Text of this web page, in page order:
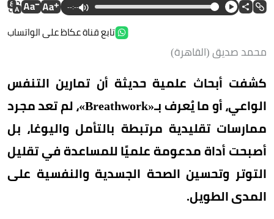
--:--
تابع قناة عكاظ على الواتساب
محمد صديق (القاهرة)
كشفت أبحاث علمية حديثة أن تمارين التنفس
الواعي، أو ما يُعرف بـ«Breathwork»، لم تعد مجرد
ممارسات تقليدية مرتبطة بالتأمل واليوغا، بل
أصبحت أداة مدعومة علميًا للمساعدة في تقليل
التوتر وتحسين الصحة الجسدية والنفسية على
المدى الطويل.